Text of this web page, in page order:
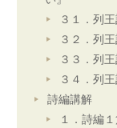
３１．列
３２．列
３３．列
３４．列
詩編講解
１．詩編